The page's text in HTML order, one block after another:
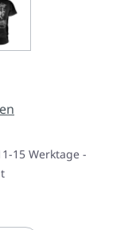
15 Werktage -